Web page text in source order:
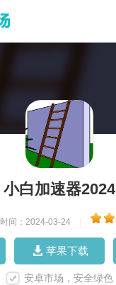
小白加速器2024
时间：2024-03-24
苹果下载
安卓市场，安全绿色